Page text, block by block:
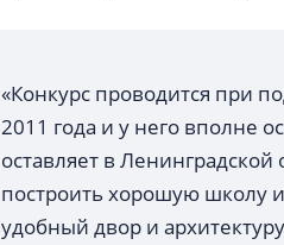
«Конкурс проводится при
2011 года и у него вполне
оставляет в
построить хорошую школу
удобный двор и